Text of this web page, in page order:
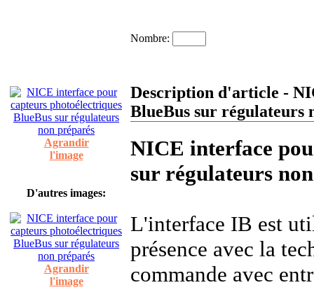
Agrandir
l'image
D'autres images:
Agrandir
l'image
Nombre:
Description d'article -
BlueBus sur régulateurs
NICE interface
sur régulateurs
L'interface IB est
présence avec la
commande avec